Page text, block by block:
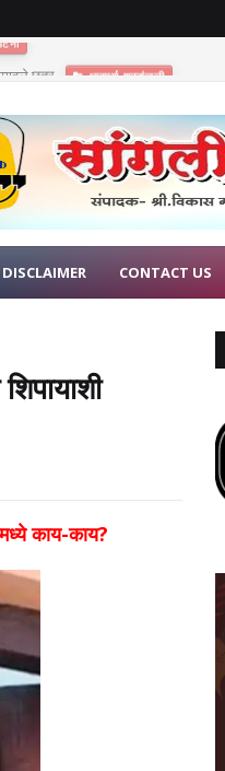
छत्र
DISCLAIMER CONTACT US
काय-काय?